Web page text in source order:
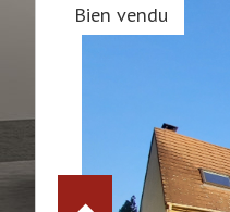
Bien vendu